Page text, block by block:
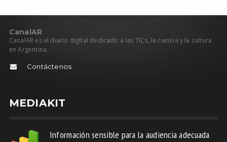
CanalAR
CanalAR es el diario digital dedicado a las TICs, la ciencia y la cultura
en Argentina.
Contáctenos
MEDIAKIT
Información sensible para la audiencia adecuada